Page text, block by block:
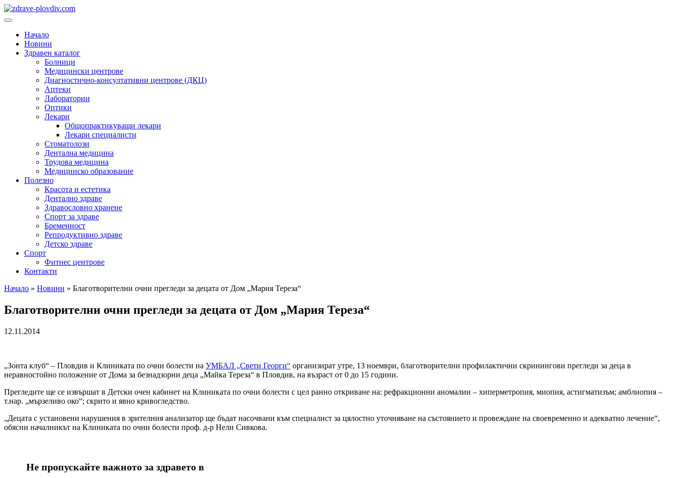
Преминете
към
Основно
Начало
Новини
Здравен каталог
Болници
Медицински центрове
Диагностично-консултативни центрове (ДКЦ)
Аптеки
Лаборатории
Оптики
Лекари
Общопрактикуващи лекари
Лекари специалисти
Стоматолози
Дентална медицина
Трудова медицина
Медицинско образование
Полезно
Красота и естетика
Дентално здраве
Здравословно хранене
Спорт за здраве
Бременност
Репродуктивно здраве
Детско здраве
Спорт
Фитнес центрове
Контакти
Начало » Новини » Благотворителни очни прегледи за децата от Дом „Мария Тереза“
Благотворителни очни прегледи за децата от Дом „Мария Тереза“
12.11.2014
„Зонта клуб“ – Пловдив и Клиниката по очни болести на УМБАЛ „Свети Георги“ организират утре, 13 ноември, благотворителни профилактични скринингови прегледи за деца в
неравностойно положение от Дома за безнадзорни деца „Майка Тереза“ в Пловдив, на възраст от 0 до 15 години.
Прегледите ще се извършат в Детски очен кабинет на Клиниката по очни болести с цел ранно откриване на: рефракционни аномалии – хиперметропия, миопия, астигматизъм; амблиопия –
т.нар. „мързеливо око“; скрито и явно кривогледство.
„Децата с установени нарушения в зрителния анализатор ще бъдат насочвани към специалист за цялостно уточняване на състоянието и провеждане на своевременно и адекватно лечение“,
обясни началникът на Клиниката по очни болести проф. д-р Нели Сивкова.
Не пропускайте важното за здравето в